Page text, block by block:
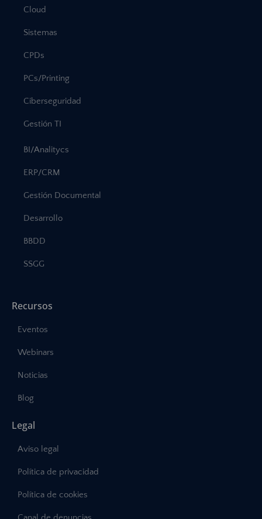
Cloud
Sistemas
CPDs
PCs/Printing
Ciberseguridad
Gestión TI
BI/Analitycs
ERP/CRM
Gestión Documental
Desarrollo
BBDD
SSGG
Recursos
Eventos
Webinars
Noticias
Blog
Legal
Aviso legal
Política de privacidad
Política de cookies